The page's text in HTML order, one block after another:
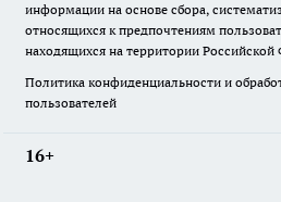
информации на основе сбора,
относящихся к предпочтениям
находящихся на территории Российской
Политика конфиденциальности и
пользователей
16+